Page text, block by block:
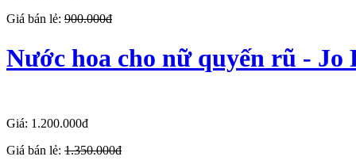
Giá bán lẻ: 900.000đ
Nước hoa cho nữ quyến rũ - Jo
Giá: 1.200.000đ
Giá bán lẻ: 1.350.000đ